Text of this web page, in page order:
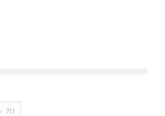
711